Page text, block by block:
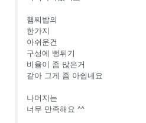
햄찌밥의
한가지
아쉬운건
구성에 뻥튀기
비율이 좀 많은거
같아 그게 좀 아쉽네요
나머지는
너무 만족해요 ^^